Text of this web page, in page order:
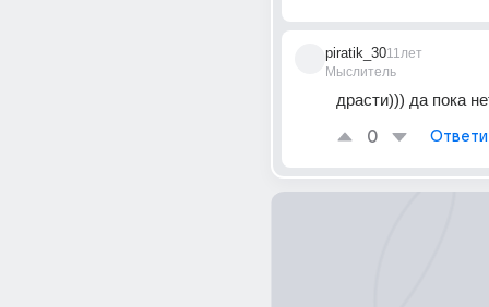
piratik_30
Мыслитель
11лет
драсти))) да пока
0